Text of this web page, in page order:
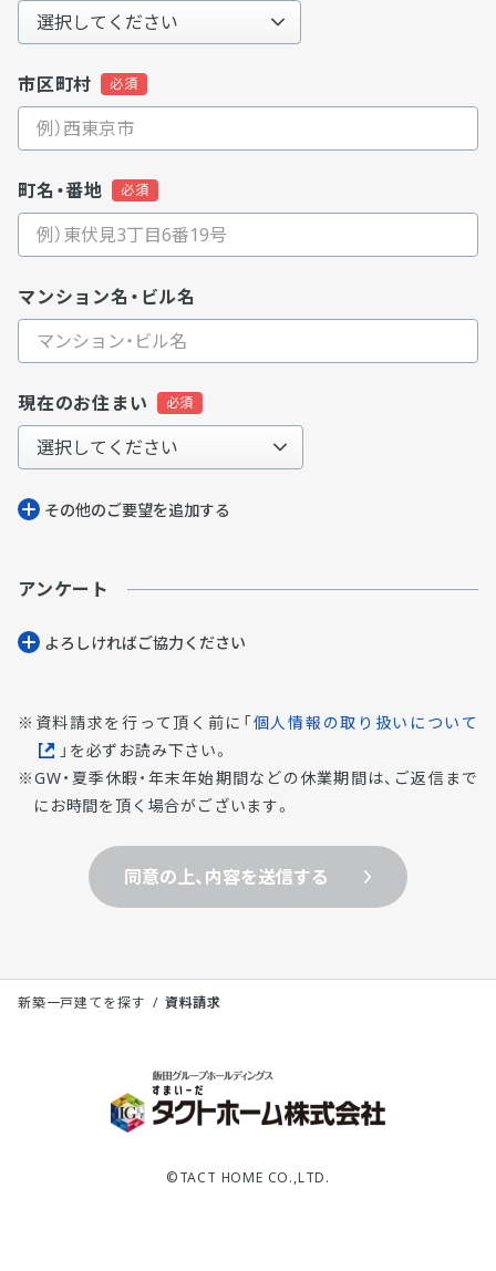
市区町村
町名・番地
マンション名・ビル名
現在のお住まい
その他のご要望を追加する
アンケート
よろしければご協⼒ください
資料請求を行って頂く前に「個人情報の取り扱いについて
」を必ずお読み下さい。
GW・夏季休暇・年末年始期間などの休業期間は、ご返信まで
にお時間を頂く場合がございます。
同意の上、内容を送信する
新築一戸建てを探す 資料請求
©TACT HOME CO.,LTD.